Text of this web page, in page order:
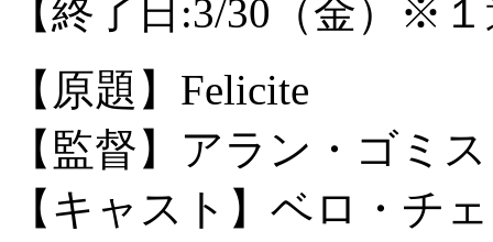
【終了日:3/30（金）※
【原題】Felicite
【監督】アラン・ゴミス
【キャスト】ベロ・チ